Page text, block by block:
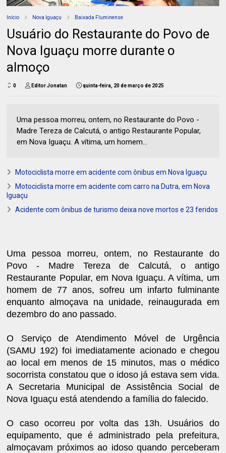
Início Nova Iguaçu Baixada Fluminense
Usuário do Restaurante do Povo de
Nova Iguaçu morre durante o
almoço
0 Editor Jonatan quinta-feira, 20 de março de 2025
Uma pessoa morreu, ontem, no Restaurante do Povo -
Madre Tereza de Calcutá, o antigo Restaurante Popular,
em Nova Iguaçu. A vítima, um homem...
Motociclista morre em acidente com ônibus em Nova Iguaçu
Motociclista morre em acidente com carro na Dutra, em Nova
Iguaçu
Acidente com ônibus de turismo deixa nove mortos e 23 feridos
Uma pessoa morreu, ontem, no Restaurante do
Povo - Madre Tereza de Calcutá, o antigo
Restaurante Popular, em Nova Iguaçu. A vítima, um
homem de 77 anos, sofreu um infarto fulminante
enquanto almoçava na unidade, reinaugurada em
dezembro do ano passado.
O Serviço de Atendimento Móvel de Urgência
(SAMU 192) foi imediatamente acionado e chegou
ao local em menos de 15 minutos, mas o médico
socorrista constatou que o idoso já estava sem vida.
A Secretaria Municipal de Assistência Social de
Nova Iguaçu está atendendo a família do falecido.
O caso ocorreu por volta das 13h. Usuários do
equipamento, que é administrado pela prefeitura,
almoçavam próximos ao idoso quando perceberam